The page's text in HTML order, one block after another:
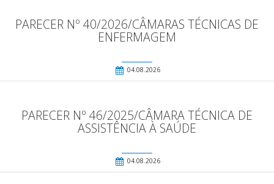
PARECER Nº 40/2026/CÂMARAS TÉCNICAS DE
ENFERMAGEM
04.08.2026
PARECER Nº 46/2025/CÂMARA TÉCNICA DE
ASSISTÊNCIA À SAÚDE
04.08.2026